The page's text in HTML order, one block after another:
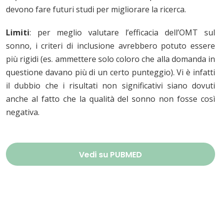
devono fare futuri studi per migliorare la ricerca.
Limiti: per meglio valutare l’efficacia dell’OMT sul
sonno, i criteri di inclusione avrebbero potuto essere
più rigidi (es. ammettere solo coloro che alla domanda in
questione davano più di un certo punteggio). Vi è infatti
il dubbio che i risultati non significativi siano dovuti
anche al fatto che la qualità del sonno non fosse così
negativa.
Vedi su PUBMED